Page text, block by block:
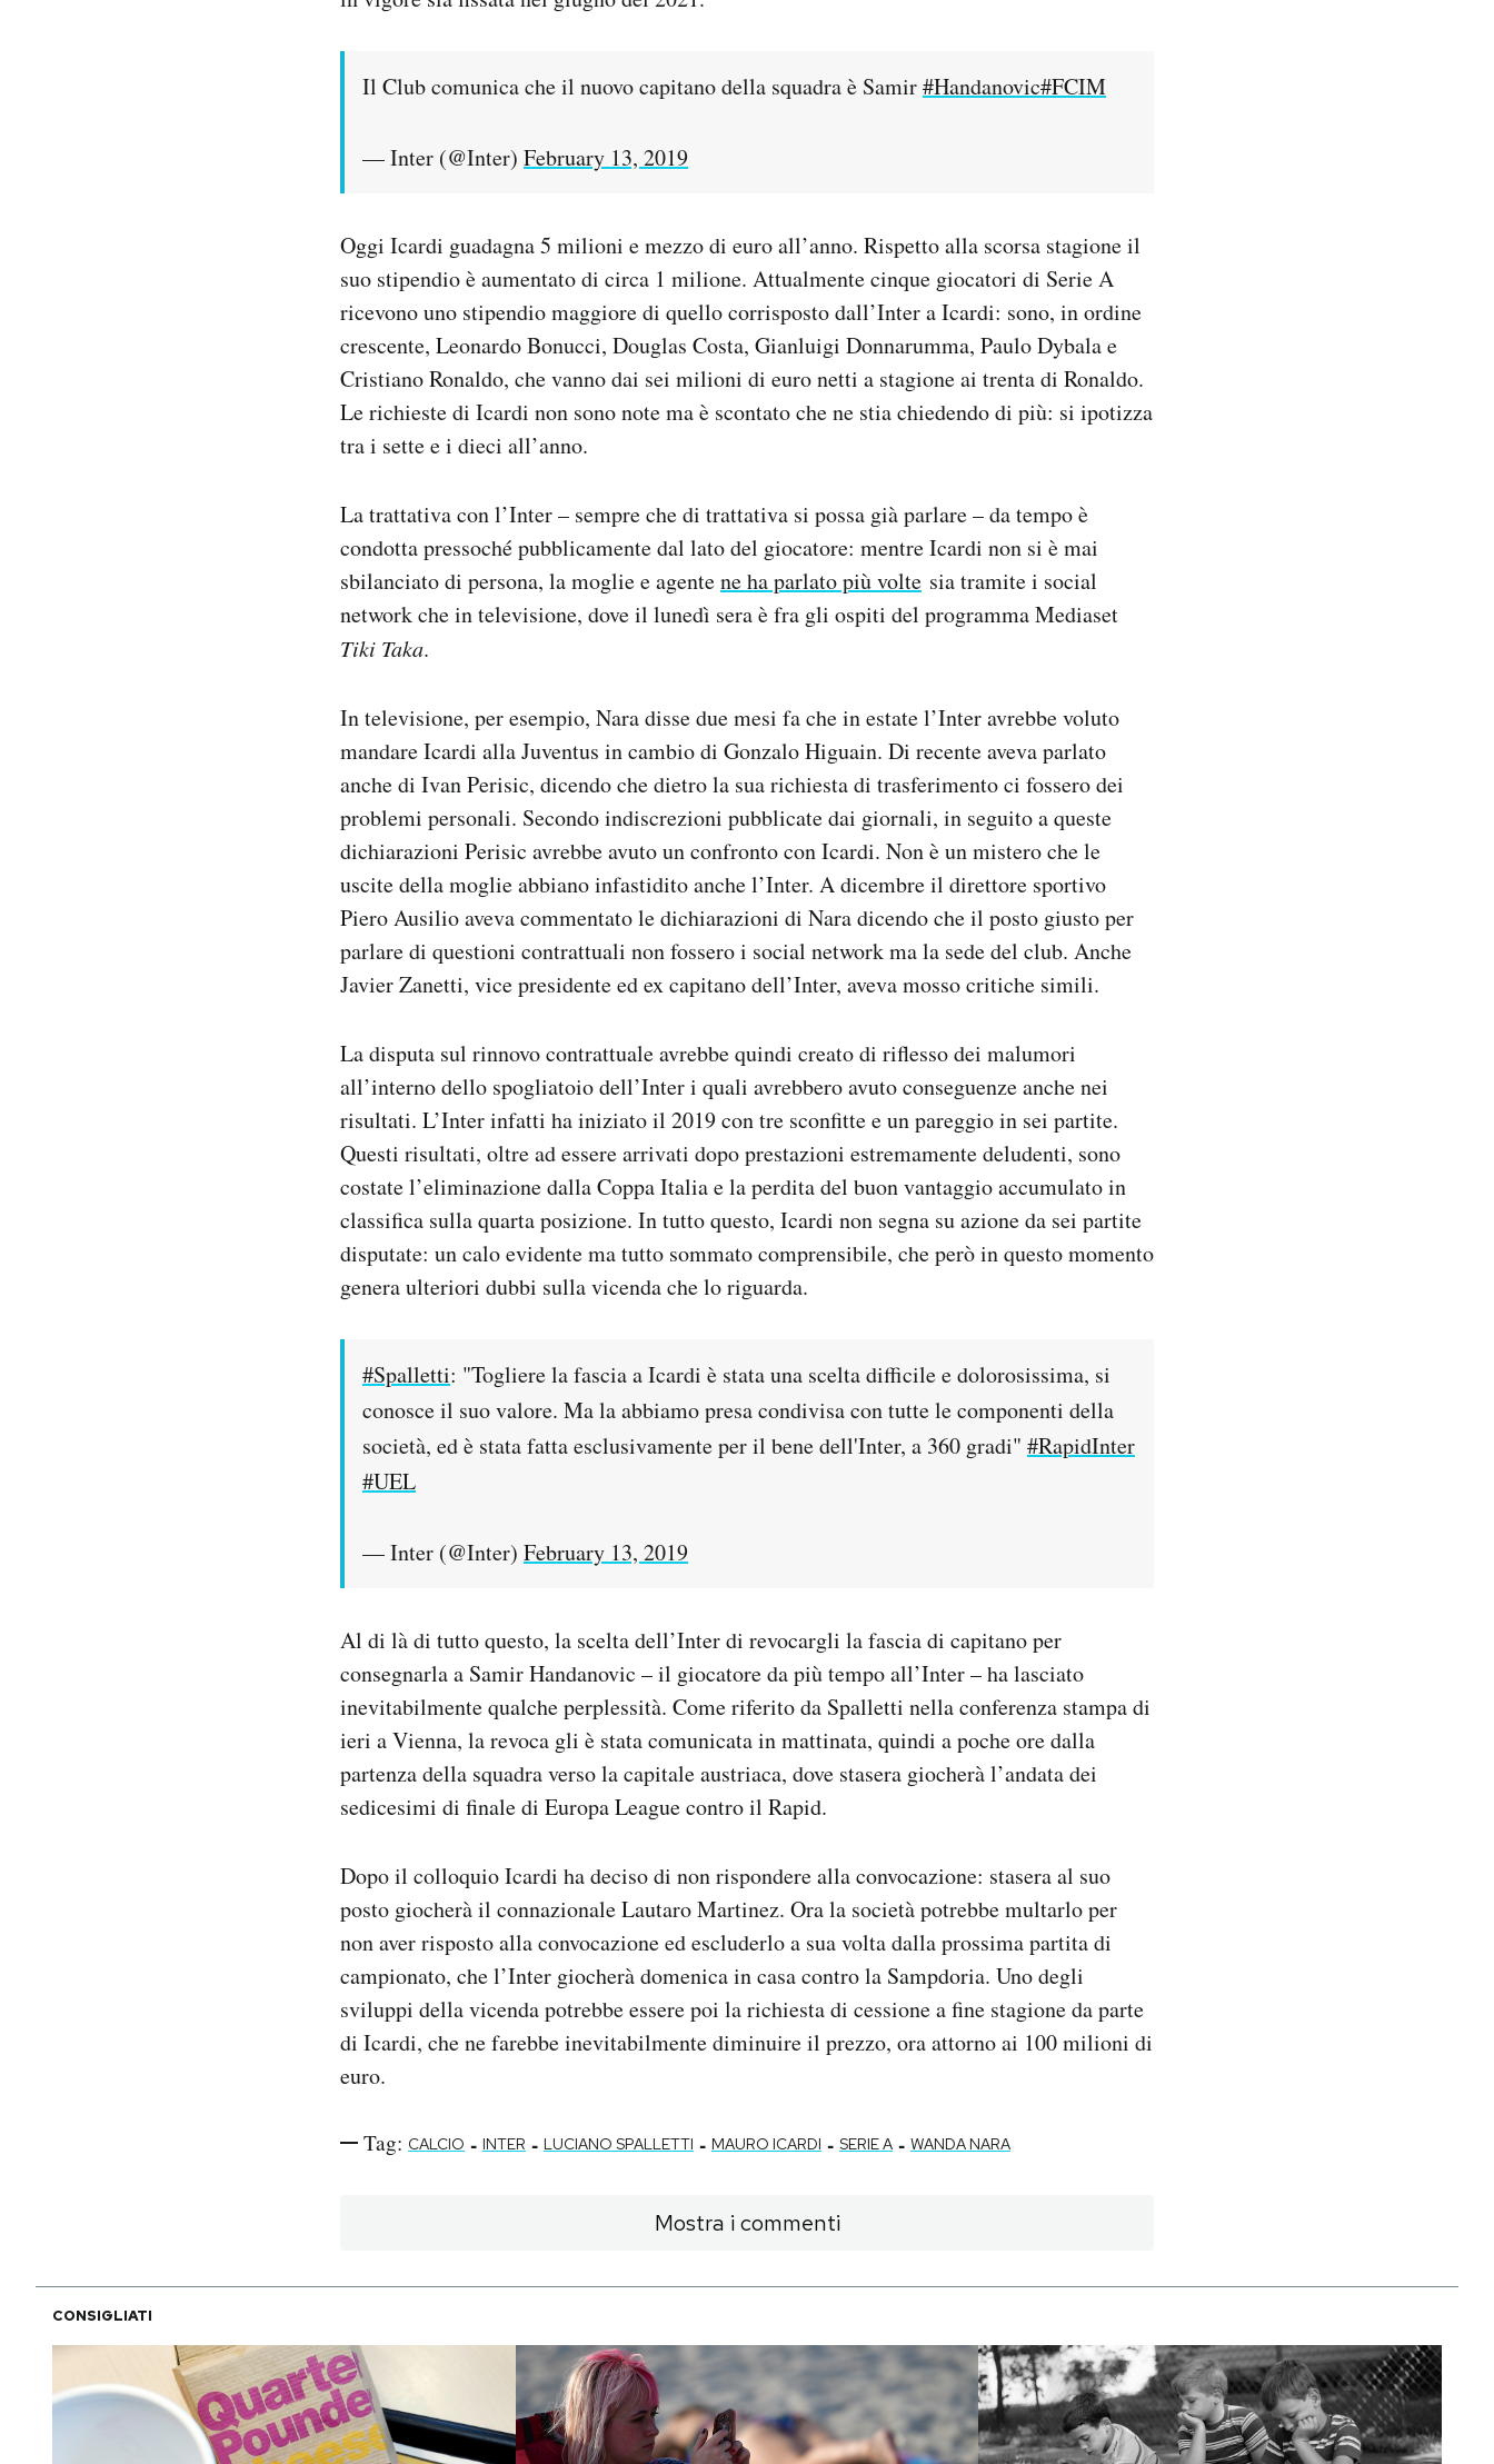
Il Club comunica che il nuovo capitano della squadra è Samir#Handanovic#FCIM
— Inter (@Inter) February 13, 2019
Oggi Icardi guadagna 5 milioni e mezzo di euro all’anno. Rispetto alla scorsa stagione il
suo stipendio è aumentato di circa 1 milione. Attualmente cinque giocatori di Serie A
ricevono uno stipendio maggiore di quello corrisposto dall’Inter a Icardi: sono, in ordine
crescente, Leonardo Bonucci, Douglas Costa, Gianluigi Donnarumma, Paulo Dybala e
Cristiano Ronaldo, che vanno dai sei milioni di euro netti a stagione ai trenta di Ronaldo.
Le richieste di Icardi non sono note ma è scontato che ne stia chiedendo di più: si ipotizza
tra i sette e i dieci all’anno.
La trattativa con l’Inter – sempre che di trattativa si possa già parlare – da tempo è
condotta pressoché pubblicamente dal lato del giocatore: mentre Icardi non si è mai
sbilanciato di persona, la moglie e agentene ha parlato più volte sia tramite i social
network che in televisione, dove il lunedì sera è fra gli ospiti del programma Mediaset
Tiki Taka.
In televisione, per esempio, Nara disse due mesi fa che in estate l’Inter avrebbe voluto
mandare Icardi alla Juventus in cambio di Gonzalo Higuain. Di recente aveva parlato
anche di Ivan Perisic, dicendo che dietro la sua richiesta di trasferimento ci fossero dei
problemi personali. Secondo indiscrezioni pubblicate dai giornali, in seguito a queste
dichiarazioni Perisic avrebbe avuto un confronto con Icardi. Non è un mistero che le
uscite della moglie abbiano infastidito anche l’Inter. A dicembre il direttore sportivo
Piero Ausilio aveva commentato le dichiarazioni di Nara dicendo che il posto giusto per
parlare di questioni contrattuali non fossero i social network ma la sede del club. Anche
Javier Zanetti, vice presidente ed ex capitano dell’Inter, aveva mosso critiche simili.
La disputa sul rinnovo contrattuale avrebbe quindi creato di riflesso dei malumori
all’interno dello spogliatoio dell’Inter i quali avrebbero avuto conseguenze anche nei
risultati. L’Inter infatti ha iniziato il 2019 con tre sconfitte e un pareggio in sei partite.
Questi risultati, oltre ad essere arrivati dopo prestazioni estremamente deludenti, sono
costate l’eliminazione dalla Coppa Italia e la perdita del buon vantaggio accumulato in
classifica sulla quarta posizione. In tutto questo, Icardi non segna su azione da sei partite
disputate: un calo evidente ma tutto sommato comprensibile, che però in questo momento
genera ulteriori dubbi sulla vicenda che lo riguarda.
#Spalletti: "Togliere la fascia a Icardi è stata una scelta difficile e dolorosissima, si
conosce il suo valore. Ma la abbiamo presa condivisa con tutte le componenti della
società, ed è stata fatta esclusivamente per il bene dell'Inter, a 360 gradi" #RapidInter
#UEL
— Inter (@Inter) February 13, 2019
Al di là di tutto questo, la scelta dell’Inter di revocargli la fascia di capitano per
consegnarla a Samir Handanovic – il giocatore da più tempo all’Inter – ha lasciato
inevitabilmente qualche perplessità. Come riferito da Spalletti nella conferenza stampa di
ieri a Vienna, la revoca gli è stata comunicata in mattinata, quindi a poche ore dalla
partenza della squadra verso la capitale austriaca, dove stasera giocherà l’andata dei
sedicesimi di finale di Europa League contro il Rapid.
Dopo il colloquio Icardi ha deciso di non rispondere alla convocazione: stasera al suo
posto giocherà il connazionale Lautaro Martinez. Ora la società potrebbe multarlo per
non aver risposto alla convocazione ed escluderlo a sua volta dalla prossima partita di
campionato, che l’Inter giocherà domenica in casa contro la Sampdoria. Uno degli
sviluppi della vicenda potrebbe essere poi la richiesta di cessione a fine stagione da parte
di Icardi, che ne farebbe inevitabilmente diminuire il prezzo, ora attorno ai 100 milioni di
euro.
Tag: CALCIO - INTER - LUCIANO SPALLETTI - MAURO ICARDI - SERIE A - WANDA NARA
Mostra i commenti
CONSIGLIATI